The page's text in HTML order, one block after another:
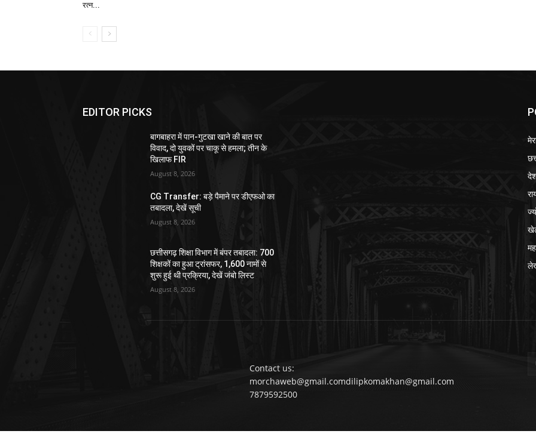
रत्न...
EDITOR PICKS
बागबाहरा में पान-गुटखा खाने की बात पर
विवाद, दो युवकों पर चाकू से हमला; तीन के
खिलाफ FIR
August 8, 2026
CG Transfer: बड़े पैमाने पर डीएफओ का
तबादला, देखें सूची
August 8, 2026
छत्तीसगढ़ शिक्षा विभाग में बंपर तबादला: 700
शिक्षकों का हुआ ट्रांसफर, 1,600 नामों से
शुरू हुई थी प्रक्रिया, देखें जंबो लिस्ट
August 8, 2026
Contact us:
morchaweb@gmail.comdilipkomakhan@gmail.com
7879592500